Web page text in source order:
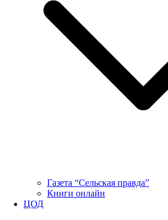
Газета “Сельская правда”
Книги онлайн
ЦОД